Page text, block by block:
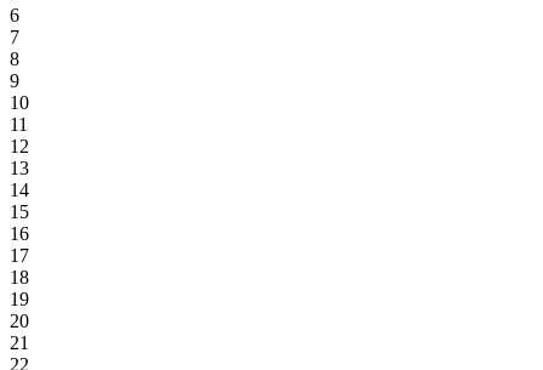
6
7
8
9
10
11
12
13
14
15
16
17
18
19
20
21
22